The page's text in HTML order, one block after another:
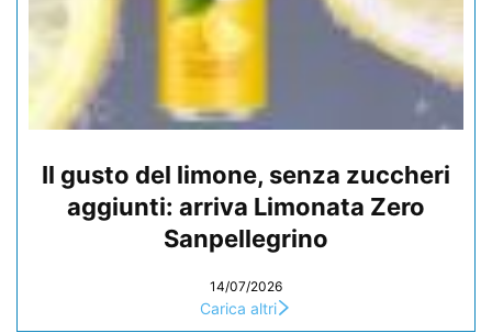
Il gusto del limone, senza zuccheri
aggiunti: arriva Limonata Zero
Sanpellegrino
14/07/2026
Carica altri